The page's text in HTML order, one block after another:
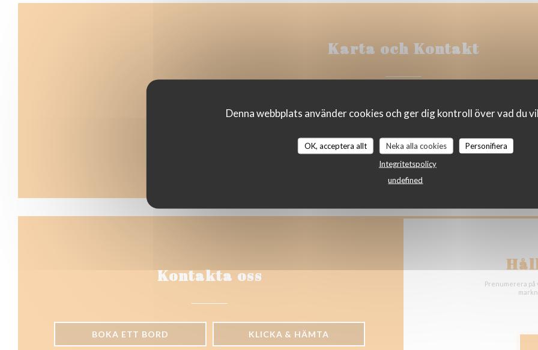
Denna webbplats använder cookies och ger dig kontroll över vad du
OK, acceptera allt Neka alla cookies
Personifiera
Integritetspolicy
undefined
Karta och Kontakt
Facebook ((öppnas i ett nytt
Instagram ((öppnas i ett
Kontakta oss
BOKA ETT BORD KLICKA & HÄMTA
Prenumerera på